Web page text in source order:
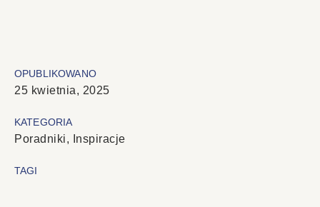
OPUBLIKOWANO
25 kwietnia, 2025
KATEGORIA
Poradniki, Inspiracje
TAGI